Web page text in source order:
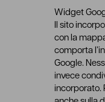
Widget
Il sito
con la
comporta
Google.
invece
incorporato.